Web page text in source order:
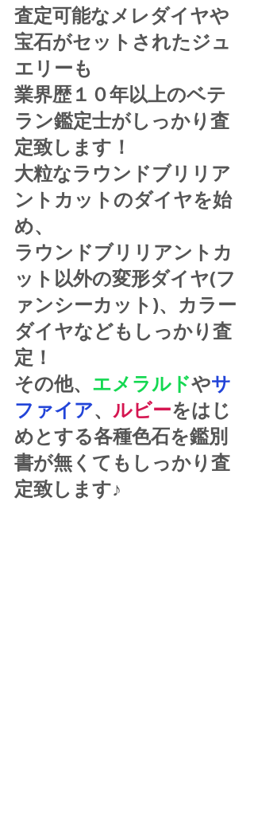
査定可能なメレダイヤや
宝石がセットされたジュ
エリーも
業界歴１０年以上のベテ
ラン鑑定士がしっかり査
定致します！
大粒なラウンドブリリア
ントカットのダイヤを始
め、
ラウンドブリリアントカ
ット以外の変形ダイヤ(フ
ァンシーカット)、カラー
ダイヤなどもしっかり査
定！
その他、 エメラルドやサ
ファイア、 ルビーをはじ
めとする各種色石を鑑別
書が無くてもしっかり査
定致します♪